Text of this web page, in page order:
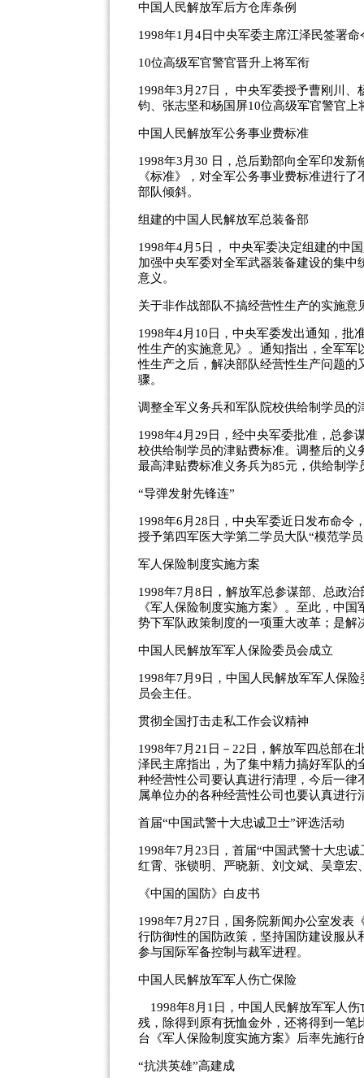
中国人民解放军后方仓库条例
1998年1月4日中央军委主席江泽民签署
10位高级军官警官晋升上将军衔
1998年3月27日， 中央军委授予曹刚川
钧、张志坚和杨国屏10位高级军官警官上
中国人民解放军公务事业费标准
1998年3月30 日，总后勤部向全军印发
《标准》，对全军公务事业费标准进行
部队倾斜。
组建的中国人民解放军总装备部
1998年4月5日， 中央军委决定组建的中
加强中央军委对全军武器装备建设的集
意义。
关于非作战部队不搞经营性生产的实施意
1998年4月10日，中央军委发出通知，批
性生产的实施意见》。通知指出，全军
性生产之后，解决部队经营性生产问题
骤。
调整全军义务兵和军队院校供给制学员的
1998年4月29日，经中央军委批准，总参
校供给制学员的津贴费标准。调整后的
最高津贴费标准义务兵为85元，供给制学
“导弹发射先锋连”
1998年6月28日，中央军委近日发布命令
授予第四军医大学第二学员大队“模范学
军人保险制度实施方案
1998年7月8日，解放军总参谋部、总政
《军人保险制度实施方案》。至此，中
势下军队政策制度的一项重大改革；是
中国人民解放军军人保险委员会成立
1998年7月9日，中国人民解放军军人保
员会主任。
贯彻全国打击走私工作会议精神
1998年7月21日－22日，解放军四总部
泽民主席指出，为了集中精力搞好军队
种经营性公司要认真进行清理，今后一
属单位办的各种经营性公司也要认真进
首届“中国武警十大忠诚卫士”评选活动
1998年7月23日，首届“中国武警十大忠
红霄、张锁明、严晓新、刘文斌、吴章宏
《中国的国防》白皮书
1998年7月27日，国务院新闻办公室发表
行防御性的国防政策，坚持国防建设服
参与国际军备控制与裁军进程。
中国人民解放军军人伤亡保险
1998年8月1日，中国人民解放军军人
残，除得到原有抚恤金外，还将得到一
台《军人保险制度实施方案》后率先施行
“抗洪英雄”高建成